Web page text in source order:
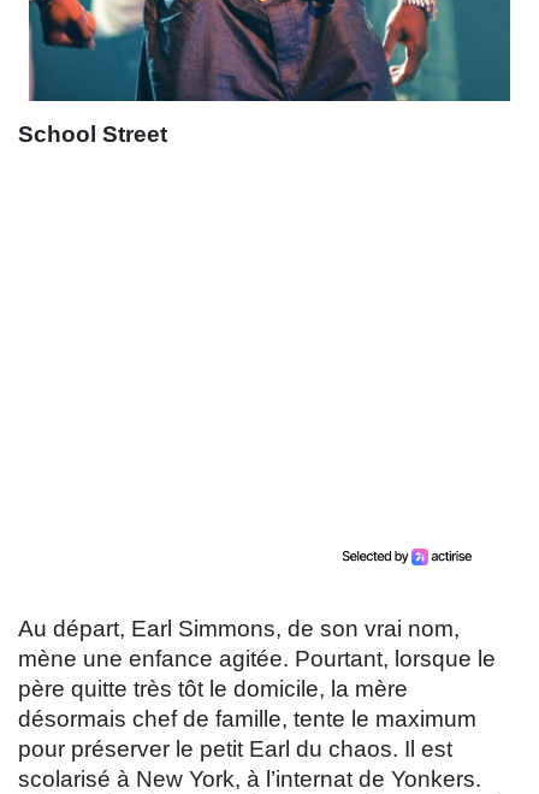
School Street
Au départ, Earl Simmons, de son vrai nom,
mène une enfance agitée. Pourtant, lorsque le
père quitte très tôt le domicile, la mère
désormais chef de famille, tente le maximum
pour préserver le petit Earl du chaos. Il est
scolarisé à New York, à l’internat de Yonkers.